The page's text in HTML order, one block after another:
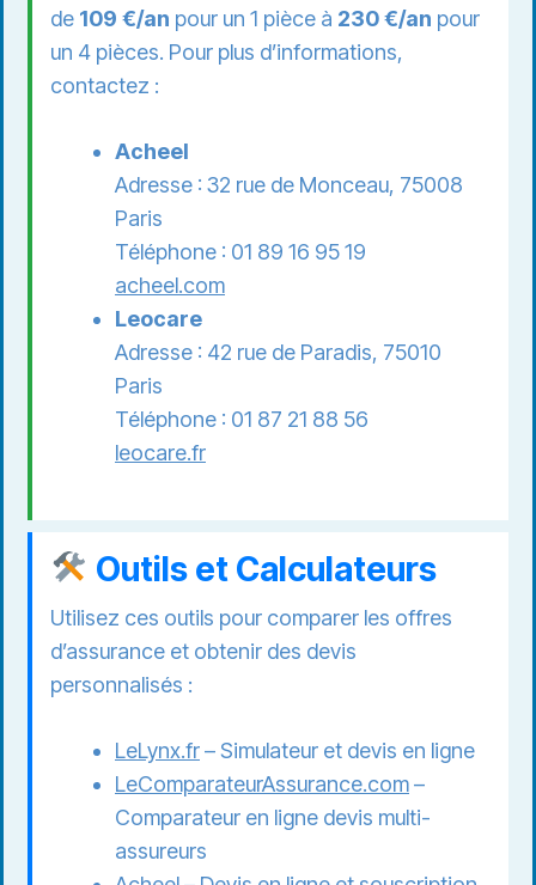
de 109 €/an pour un 1 pièce à 230 €/an pour
un 4 pièces. Pour plus d’informations,
contactez :
Acheel
Adresse : 32 rue de Monceau, 75008
Paris
Téléphone : 01 89 16 95 19
acheel.com
Leocare
Adresse : 42 rue de Paradis, 75010
Paris
Téléphone : 01 87 21 88 56
leocare.fr
Outils et Calculateurs
Utilisez ces outils pour comparer les offres
d’assurance et obtenir des devis
personnalisés :
LeLynx.fr– Simulateur et devis en ligne
LeComparateurAssurance.com–
Comparateur en ligne devis multi-
assureurs